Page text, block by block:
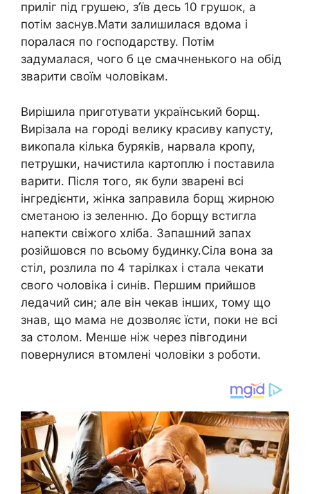
приліг під грушею, з’їв десь 10 грушок, а
потім заснув.Мати залишилася вдома і
поралася по господарству. Потім
задумалася, чого б це смачненького на обід
зварити своїм чоловікам.
Вирішила приготувати український борщ.
Вирізала на городі велику красиву капусту,
викопала кілька буряків, нарвала кропу,
петрушки, начистила картоплю і поставила
варити. Після того, як були зварені всі
інгредієнти, жінка заправила борщ жирною
сметаною із зеленню. До борщу встигла
напекти свіжого хліба. Запашний запах
розійшовся по всьому будинку.Сіла вона за
стіл, розлила по 4 тарілках і стала чекати
свого чоловіка і синів. Першим прийшов
ледачий син; але він чекав інших, тому що
знав, що мама не дозволяє їсти, поки не всі
за столом. Менше ніж через півгодини
повернулися втомлені чоловіки з роботи.